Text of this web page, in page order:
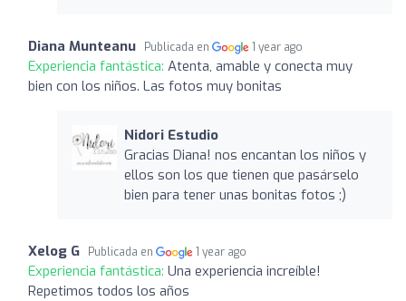
Diana Munteanu Publicada en 1 year ago
Experiencia fantástica: Atenta, amable y conecta muy
bien con los niños. Las fotos muy bonitas
Nidori Estudio
Gracias Diana! nos encantan los niños y
ellos son los que tienen que pasárselo
bien para tener unas bonitas fotos ;)
Xelog G Publicada en 1 year ago
Experiencia fantástica: Una experiencia increíble!
Repetimos todos los años